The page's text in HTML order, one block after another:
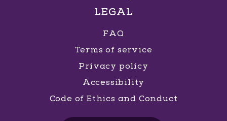
LEGAL
FAQ
Terms of service
Privacy policy
Accessibility
Code of Ethics and Conduct